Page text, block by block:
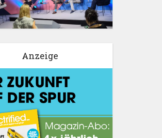
Anzeige